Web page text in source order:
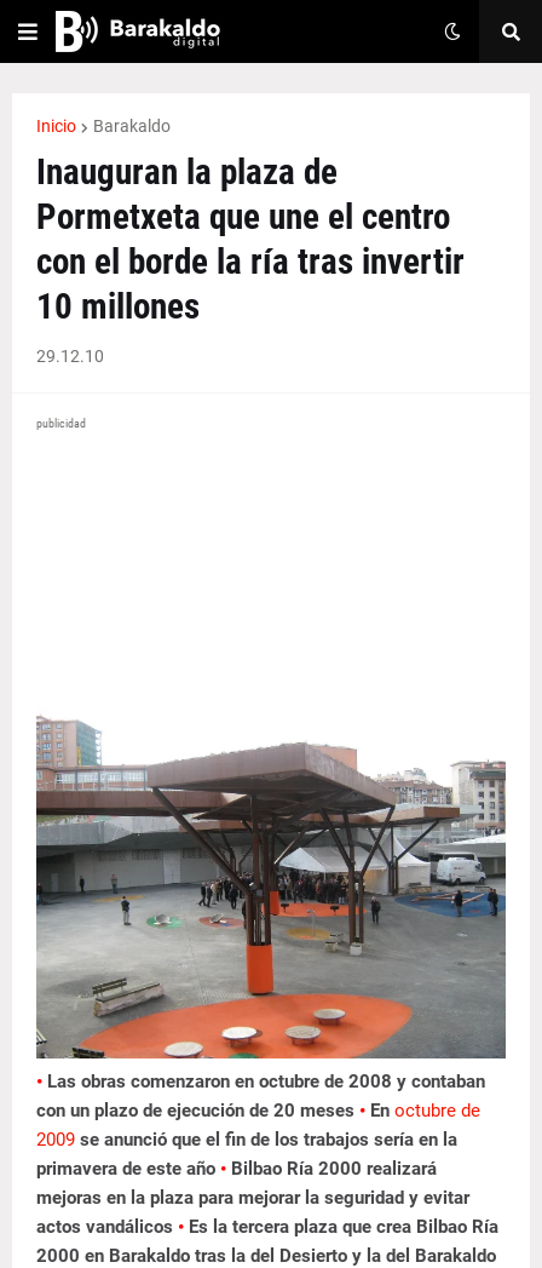
Inicio Barakaldo
Inauguran la plaza de
Pormetxeta que une el centro
con el borde la ría tras invertir
10 millones
29.12.10
publicidad
• Las obras comenzaron en octubre de 2008 y contaban
con un plazo de ejecución de 20 meses • En octubre de
2009 se anunció que el fin de los trabajos sería en la
primavera de este año • Bilbao Ría 2000 realizará
mejoras en la plaza para mejorar la seguridad y evitar
actos vandálicos • Es la tercera plaza que crea Bilbao Ría
2000 en Barakaldo tras la del Desierto y la del Barakaldo